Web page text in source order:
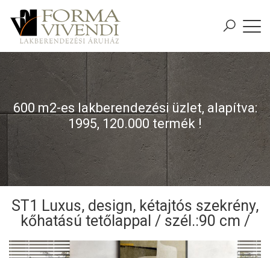
600 m2-es lakberendezési üzlet, alapítva:
1995, 120.000 termék !
ST1 Luxus, design, kétajtós szekrény,
kőhatású tetőlappal / szél.:90 cm /